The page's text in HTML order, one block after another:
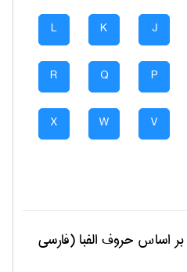
J
K
L
P
Q
R
V
W
X
بر اساس حروف الفبا (فارسی